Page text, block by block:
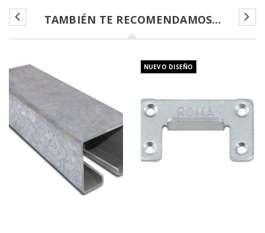
TAMBIÉN TE RECOMENDAMOS…
NUEVO DISEÑO